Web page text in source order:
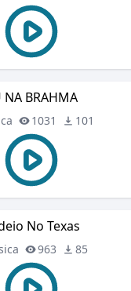
NA BRAHMA
1031 101
No Texas
963 85